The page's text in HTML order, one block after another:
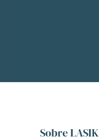
Sobre LASIK